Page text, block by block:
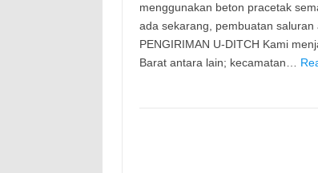
menggunakan beton pracetak
ada sekarang, pembuatan
PENGIRIMAN U-DITCH Kami
Barat antara lain; kecamatan…